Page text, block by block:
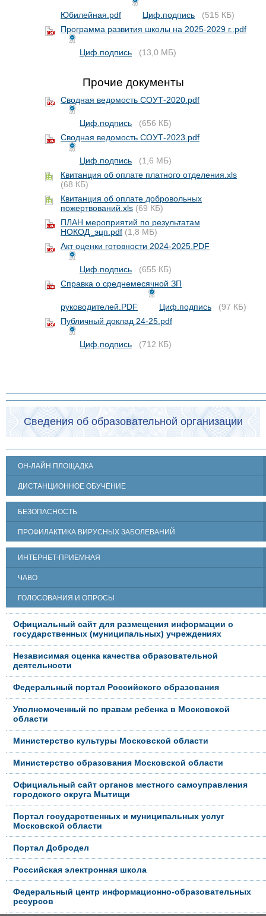
Юбилейная.pdf Циф.подпись
(515 КБ)
Программа развития школы на 2025-2029 г..pdf
Циф.подпись (13,0 МБ)
Прочие документы
Сводная ведомость СОУТ-2020.pdf
Циф.подпись
(656 КБ)
Сводная ведомость СОУТ-2023.pdf
Циф.подпись
(1,6 МБ)
Квитанция об оплате платного отделения.xls
(68 КБ)
Квитанция об оплате добровольных
пожертвований.xls (69 КБ)
ПЛАН мероприятий по результатам
НОКОД_эцп.pdf (1,8 МБ)
Акт оценки готовности 2024-2025.PDF
Циф.подпись
(655 КБ)
Справка о среднемесячной ЗП
руководителей.PDF Циф.подпись
(97 КБ)
Публичный доклад 24-25.pdf
Циф.подпись (712 КБ)
Сведения об образовательной организации
ОН-ЛАЙН ПЛОЩАДКА
ДИСТАНЦИОННОЕ ОБУЧЕНИЕ
БЕЗОПАСНОСТЬ
ПРОФИЛАКТИКА ВИРУСНЫХ ЗАБОЛЕВАНИЙ
ИНТЕРНЕТ-ПРИЕМНАЯ
ЧАВО
ГОЛОСОВАНИЯ И ОПРОСЫ
Официальный сайт для размещения информации о
государственных (муниципальных) учреждениях
Независимая оценка качества образовательной
деятельности
Федеральный портал Российского образования
Уполномоченный по правам ребенка в Московской
области
Министерство культуры Московской области
Министерство образования Московской области
Официальный сайт органов местного самоуправления
городского округа Мытищи
Портал государственных и муниципальных услуг
Московской области
Портал Добродел
Российская электронная школа
Федеральный центр информационно-образовательных
ресурсов